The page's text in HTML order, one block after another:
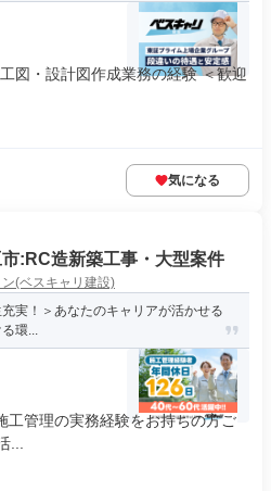
図・設計図作成業務の経験 ＜歓迎
気になる
:RC造新築工事・大型案件
(ベスキャリ建設)
実！＞あなたのキャリアが活かせる
環...
工管理の実務経験をお持ちの方ご
...